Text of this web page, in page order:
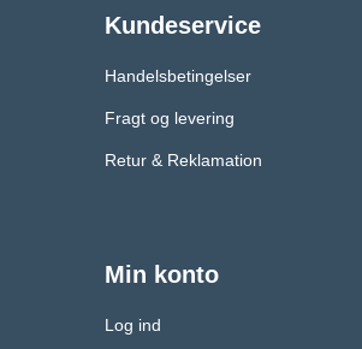
Kundeservice
Handelsbetingelser
Fragt og levering
Retur & Reklamation
Min konto
Log ind